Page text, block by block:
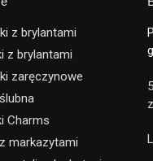
z brylantami
z brylantami
zaręczynowe
Charms
markazytami